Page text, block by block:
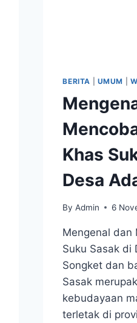
BERITA UMUM
Khas
Desa
By Admin 6
Mengenal dan
Suku Sasak di
Songket dan
Sasak
kebudayaan
terletak di